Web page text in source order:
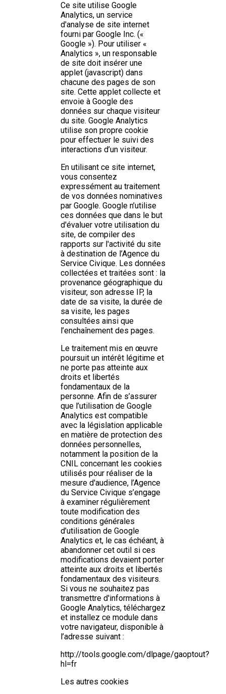
Ce site utilise Google
Analytics, un service
d'analyse de site internet
fourni par Google Inc. («
Google »). Pour utiliser «
Analytics », un responsable
de site doit insérer une
applet (javascript) dans
chacune des pages de son
site. Cette applet collecte et
envoie à Google des
données sur chaque visiteur
du site. Google Analytics
utilise son propre cookie
pour effectuer le suivi des
interactions d’un visiteur.
En utilisant ce site internet,
vous consentez
expressément au traitement
de vos données nominatives
par Google. Google n’utilise
ces données que dans le but
d'évaluer votre utilisation du
site, de compiler des
rapports sur l'activité du site
à destination de l’Agence du
Service Civique. Les données
collectées et traitées sont : la
provenance géographique du
visiteur, son adresse IP, la
date de sa visite, la durée de
sa visite, les pages
consultées ainsi que
l’enchaînement des pages.
Le traitement mis en œuvre
poursuit un intérêt légitime et
ne porte pas atteinte aux
droits et libertés
fondamentaux de la
personne. Afin de s’assurer
que l’utilisation de Google
Analytics est compatible
avec la législation applicable
en matière de protection des
données personnelles,
notamment la position de la
CNIL concernant les cookies
utilisés pour réaliser de la
mesure d'audience, l’Agence
du Service Civique s’engage
à examiner régulièrement
toute modification des
conditions générales
d’utilisation de Google
Analytics et, le cas échéant, à
abandonner cet outil si ces
modifications devaient porter
atteinte aux droits et libertés
fondamentaux des visiteurs.
Si vous ne souhaitez pas
transmettre d'informations à
Google Analytics, téléchargez
et installez ce module dans
votre navigateur, disponible à
l’adresse suivant :
http://tools.google.com/dlpage/gaoptout?
hl=fr
Les autres cookies